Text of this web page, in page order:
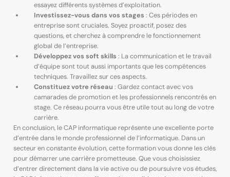
essayez différents systèmes d’exploitation.
Investissez-vous dans vos stages : Ces périodes en
entreprise sont cruciales. Soyez proactif, posez des
questions, et cherchez à comprendre le fonctionnement
global de l’entreprise.
Développez vos soft skills : La communication et le travail
d’équipe sont tout aussi importants que les compétences
techniques. Travaillez sur ces aspects.
Constituez votre réseau : Gardez contact avec vos
camarades de promotion et les professionnels rencontrés en
stage. Ce réseau pourra vous être utile tout au long de votre
carrière.
En conclusion, le CAP informatique représente une excellente porte
d’entrée dans le monde professionnel de l’informatique. Dans un
secteur en constante évolution, cette formation vous donne les clés
pour démarrer une carrière prometteuse. Que vous choisissiez
d’entrer directement dans la vie active ou de poursuivre vos études,